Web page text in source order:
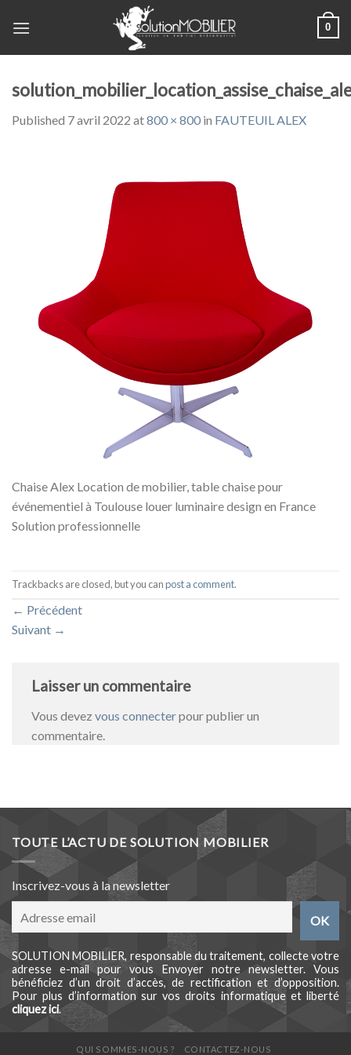
0
Published 7 avril 2022 at800 × 800 in FAUTEUIL ALEX
Chaise Alex Location de mobilier, table chaise pour
événementiel à Toulouse louer luminaire design en France
Solution professionnelle
Trackbacks are closed, but you canpost a comment.
← Précédent
Suivant →
Laisser un commentaire
Vous devez vous connecterpour publier un
commentaire.
TOUTE L’ACTU DE SOLUTION MOBILIER
Inscrivez-vous à la newsletter
SOLUTION MOBILIER, responsable du traitement, collecte votre
adresse e-mail pour vous Envoyer notre newsletter. Vous
bénéficiez d’un droit d’accès, de rectification et d’opposition.
Pour plus d’information sur vos droits informatique et liberté
cliquez ici.
QUI SOMMES-NOUS ?
CONTACTEZ-NOUS